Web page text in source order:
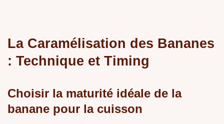
La Caramélisation des Bananes
: Technique et Timing
Choisir la maturité idéale de la
banane pour la cuisson